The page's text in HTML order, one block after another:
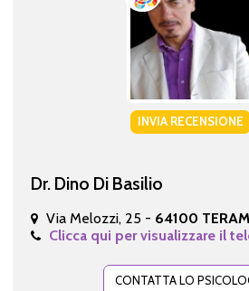
INVIA RECENSIONE
Dr. Dino Di Basilio
Via Melozzi, 25 - 64100
Clicca qui per visualizzare il
CONTATTA LO